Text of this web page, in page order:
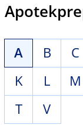
A B C
K
L M
T
V